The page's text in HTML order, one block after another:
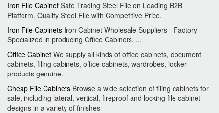
Iron File Cabinet Safe Trading Steel File on Leading B2B
Platform. Quality Steel File with Competitive Price.
Iron File Cabinets Iron Cabinet Wholesale Suppliers - Factory
Specialized in producing Office Cabinets, ...
Office Cabinet We supply all kinds of office cabinets, document
cabinets, filing cabinets, office cabinets, wardrobes, locker
products genuine.
Cheap File Cabinets Browse a wide selection of filing cabinets for
sale, including lateral, vertical, fireproof and locking file cabinet
designs in a variety of finishes